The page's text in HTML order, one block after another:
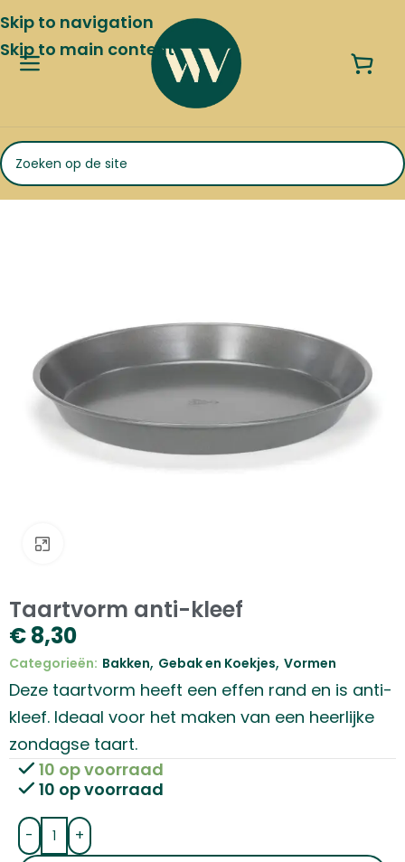
Skip to navigation
Skip to main content
Taartvorm anti-kleef
€8,30
Categorieën: Bakken, Gebak en Koekjes, Vormen
Deze taartvorm heeft een effen rand en is anti-
kleef. Ideaal voor het maken van een heerlijke
zondagse taart.
10 op voorraad
10 op voorraad
-
+